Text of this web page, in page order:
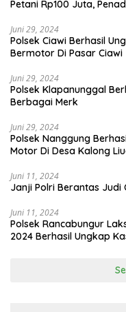
Petani Rp100 Juta,
Juni 29, 2024
Polsek Ciawi Berhasil
Bermotor Di Pasar Ciawi
Juni 29, 2024
Polsek Klapanunggal
Berbagai Merk
Juni 29, 2024
Polsek Nanggung
Motor Di Desa Kalong
Juni 11, 2024
Janji Polri Berantas Judi
Juni 11, 2024
Polsek Rancabungur
2024 Berhasil Ungkap